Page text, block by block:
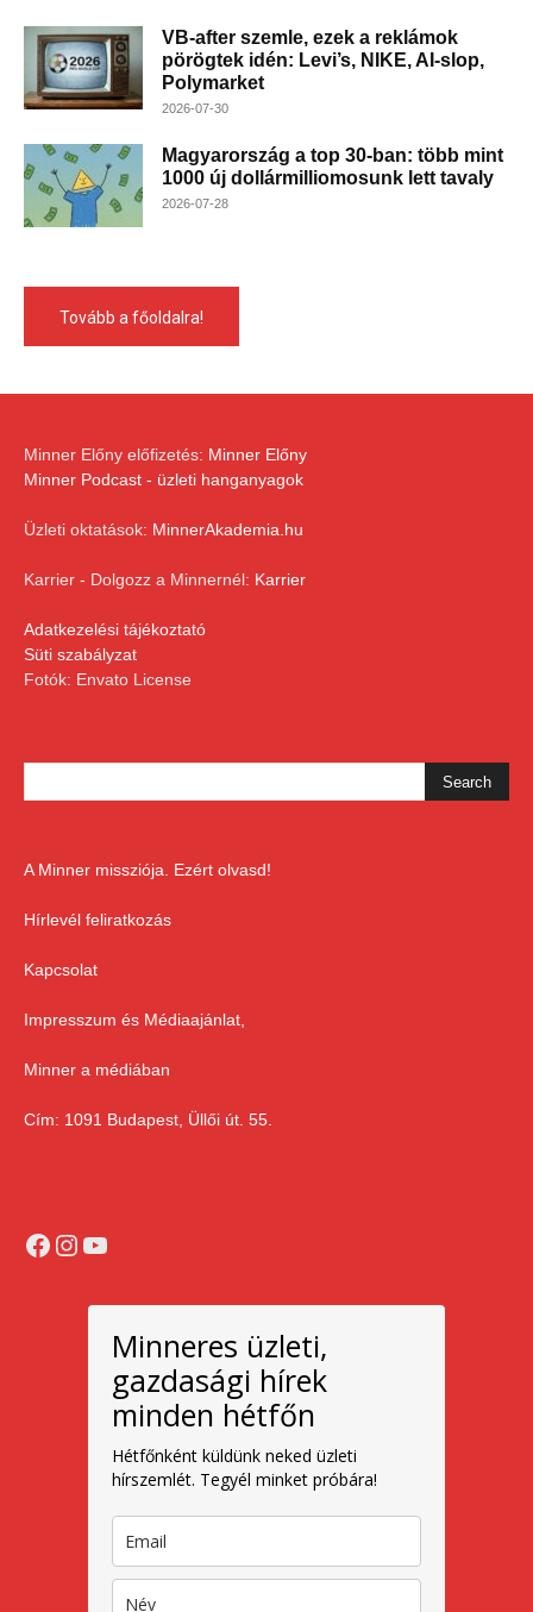
VB-after szemle, ezek a reklámok
pörögtek idén: Levi’s, NIKE, AI-slop,
Polymarket
2026-07-30
Magyarország a top 30-ban: több mint
1000 új dollármilliomosunk lett tavaly
2026-07-28
Tovább a főoldalra!
Minner Előny előfizetés: Minner Előny
Minner Podcast - üzleti hanganyagok
Üzleti oktatások: MinnerAkademia.hu
Karrier - Dolgozz a Minnernél: Karrier
Adatkezelési tájékoztató
Süti szabályzat
Fotók: Envato License
A Minner missziója. Ezért olvasd!
Hírlevél feliratkozás
Kapcsolat
Impresszum és Médiaajánlat,
Minner a médiában
Cím: 1091 Budapest, Üllői út. 55.
Facebook
Instagram
YouTube
Minneres üzleti,
gazdasági hírek
minden hétfőn
Hétfőnként küldünk neked üzleti
hírszemlét. Tegyél minket próbára!